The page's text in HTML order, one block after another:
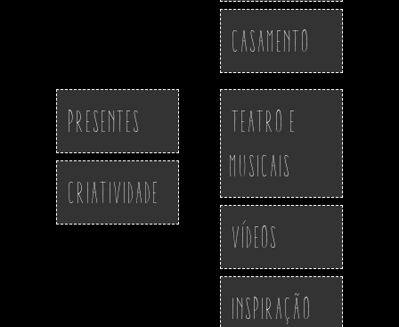
Casamento
Presentes
Criatividade
Teatro e
Musicais
Vídeos
Inspiração